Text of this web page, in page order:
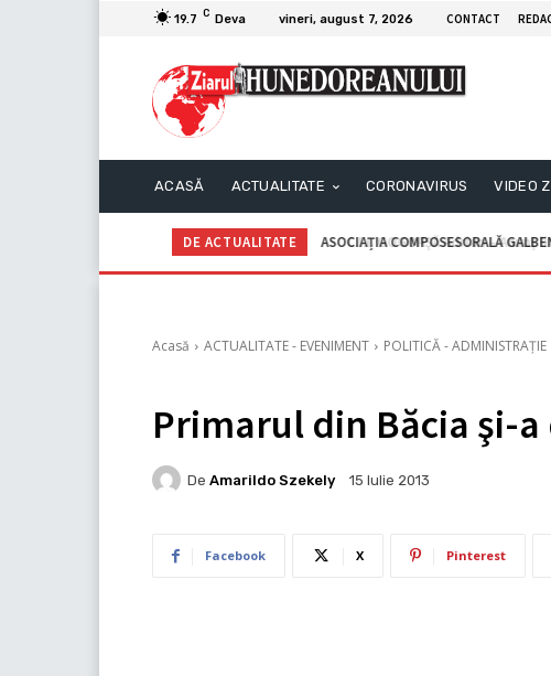
19.7 C Deva vineri, august 7, 2026 CONTACT
ACASĂ ACTUALITATE CORONAVIRUS VIDEO
DE ACTUALITATE ASOCIAȚIA COMPOSESORALĂ
C.I.I. GOGOAŞĂ Adrian – Anunţ
Acasă ACTUALITATE - EVENIMENT POLITICĂ - ADMINISTRAȚIE
Primarul din Băcia şi-
De Amarildo Szekely 15 Iulie 2013
Facebook X Pinterest